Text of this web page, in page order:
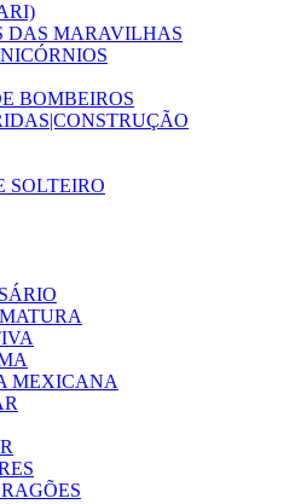
DAS MARAVILHAS
BOMBEIROS
SOLTEIRO
MEXICANA